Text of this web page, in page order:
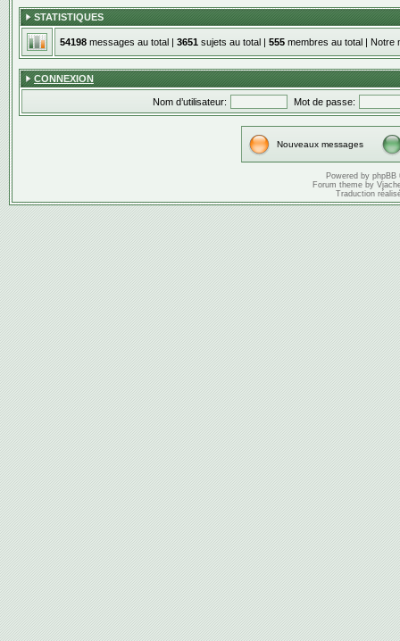
STATISTIQUES
54198 messages au total | 3651 sujets au total | 555 membres au total |
CONNEXION
Nom d’utilisateur: Mot de passe:
Nouveaux messages
Powered by phpBB
Forum theme by
Traduction